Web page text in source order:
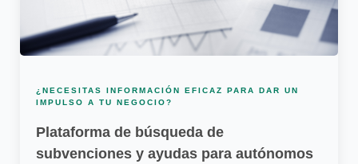
¿NECESITAS INFORMACIÓN EFICAZ PARA DAR UN
IMPULSO A TU NEGOCIO?
Plataforma de búsqueda de
subvenciones y ayudas para autónomos